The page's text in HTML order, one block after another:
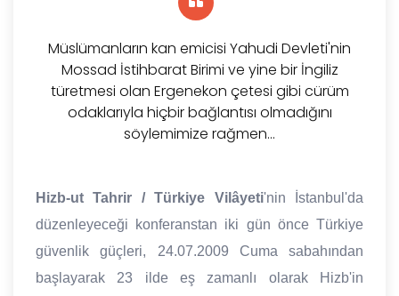
Müslümanların kan emicisi Yahudi Devleti'nin
Mossad İstihbarat Birimi ve yine bir İngiliz
türetmesi olan Ergenekon çetesi gibi cürüm
odaklarıyla hiçbir bağlantısı olmadığını
söylemimize rağmen...
Hizb-ut Tahrir / Türkiye Vilâyeti'nin İstanbul'da
düzenleyeceği konferanstan iki gün önce Türkiye
güvenlik güçleri, 24.07.2009 Cuma sabahından
başlayarak 23 ilde eş zamanlı olarak Hizb'in